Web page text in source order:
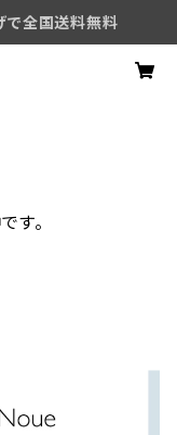
全国送料無料
す。